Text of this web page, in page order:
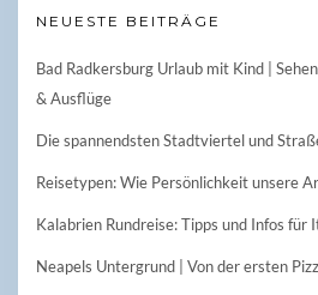
NEUESTE BEITRÄGE
Bad Radkersburg Urlaub mit Kind |
& Ausflüge
Die spannendsten Stadtviertel und
Reisetypen: Wie Persönlichkeit unsere
Kalabrien Rundreise: Tipps und Infos für
Neapels Untergrund | Von der ersten